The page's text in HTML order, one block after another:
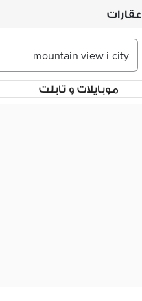
عقارات
موبايلات و تابلت